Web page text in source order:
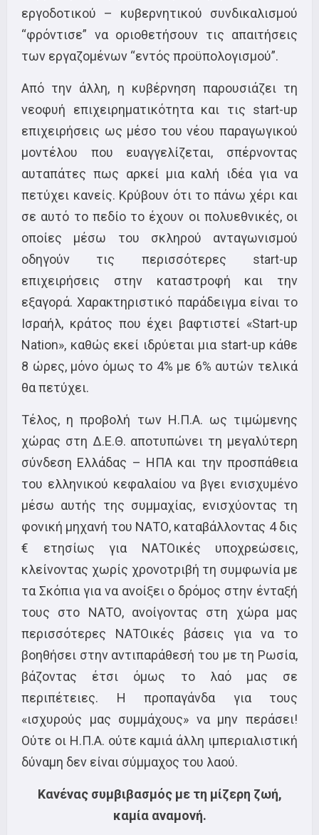
εργοδοτικού – κυβερνητικού συνδικαλισμού
“φρόντισε” να οριοθετήσουν τις απαιτήσεις
των εργαζομένων “εντός προϋπολογισμού”.
Από την άλλη, η κυβέρνηση παρουσιάζει τη
νεοφυή επιχειρηματικότητα και τις start-up
επιχειρήσεις ως μέσο του νέου παραγωγικού
μοντέλου που ευαγγελίζεται, σπέρνοντας
αυταπάτες πως αρκεί μια καλή ιδέα για να
πετύχει κανείς. Κρύβουν ότι το πάνω χέρι και
σε αυτό το πεδίο το έχουν οι πολυεθνικές, οι
οποίες μέσω του σκληρού ανταγωνισμού
οδηγούν τις περισσότερες start-up
επιχειρήσεις στην καταστροφή και την
εξαγορά. Χαρακτηριστικό παράδειγμα είναι το
Ισραήλ, κράτος που έχει βαφτιστεί «Start-up
Nation», καθώς εκεί ιδρύεται μια start-up κάθε
8 ώρες, μόνο όμως το 4% με 6% αυτών τελικά
θα πετύχει.
Τέλος, η προβολή των Η.Π.Α. ως τιμώμενης
χώρας στη Δ.Ε.Θ. αποτυπώνει τη μεγαλύτερη
σύνδεση Ελλάδας – ΗΠΑ και την προσπάθεια
του ελληνικού κεφαλαίου να βγει ενισχυμένο
μέσω αυτής της συμμαχίας, ενισχύοντας τη
φονική μηχανή του ΝΑΤΟ, καταβάλλοντας 4 δις
€ ετησίως για ΝΑΤΟικές υποχρεώσεις,
κλείνοντας χωρίς χρονοτριβή τη συμφωνία με
τα Σκόπια για να ανοίξει ο δρόμος στην ένταξή
τους στο ΝΑΤΟ, ανοίγοντας στη χώρα μας
περισσότερες ΝΑΤΟικές βάσεις για να το
βοηθήσει στην αντιπαράθεσή του με τη Ρωσία,
βάζοντας έτσι όμως το λαό μας σε
περιπέτειες. Η προπαγάνδα για τους
«ισχυρούς μας συμμάχους» να μην περάσει!
Ούτε οι Η.Π.Α. ούτε καμιά άλλη ιμπεριαλιστική
δύναμη δεν είναι σύμμαχος του λαού.
Κανένας συμβιβασμός με τη μίζερη ζωή,
καμία αναμονή.